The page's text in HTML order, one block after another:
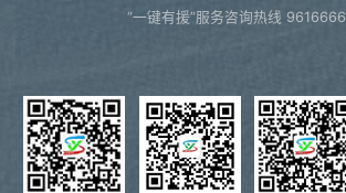
“一键有援”服务咨询热线 9616666